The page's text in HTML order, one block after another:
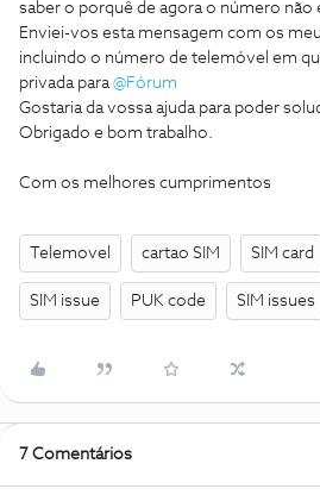
saber o porquê de agora o número não
Enviei-vos esta mensagem com os
incluindo o número de telemóvel em
privada para ​@Fórum
Gostaria da vossa ajuda para poder
Obrigado e bom trabalho.
Com os melhores cumprimentos
Telemovel cartao SIM SIM card
SIM issue PUK code SIM issues
7 Comentários